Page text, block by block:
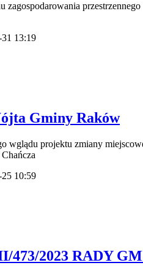
zagospodarowania
13:19
Gminy Raków
wglądu projektu zmiany
10:59
2023 RADY